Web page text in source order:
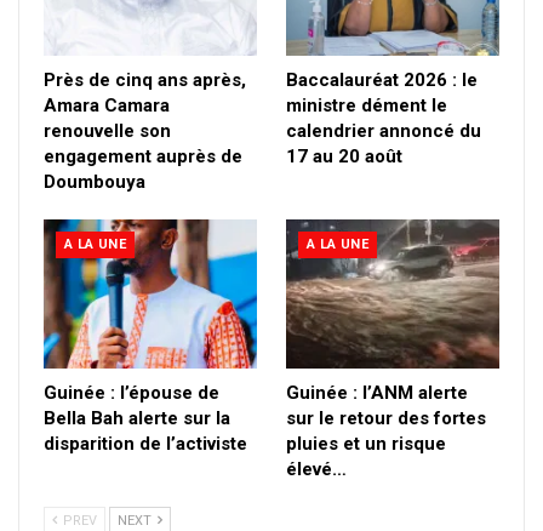
Près de cinq ans après,
Amara Camara
renouvelle son
engagement auprès de
Doumbouya
Baccalauréat 2026 : le
ministre dément le
calendrier annoncé du
17 au 20 août
A LA UNE
Guinée : l’épouse de
Bella Bah alerte sur la
disparition de l’activiste
A LA UNE
Guinée : l’ANM alerte
sur le retour des fortes
pluies et un risque
élevé…
PREV NEXT